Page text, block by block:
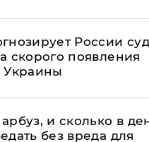
России
скорого появления
Украины
и сколько в
без вреда для